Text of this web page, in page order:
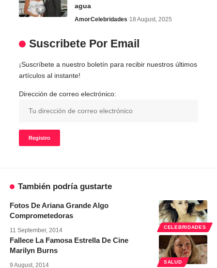
agua
AmorCelebridades 18 August, 2025
Suscribete Por Email
¡Suscríbete a nuestro boletín para recibir nuestros últimos
artículos al instante!
Dirección de correo electrónico:
También podría gustarte
CELEBRIDADES
Fotos De Ariana Grande Algo
Comprometedoras
11 September, 2014
SALUD
Fallece La Famosa Estrella De Cine
Marilyn Burns
9 August, 2014